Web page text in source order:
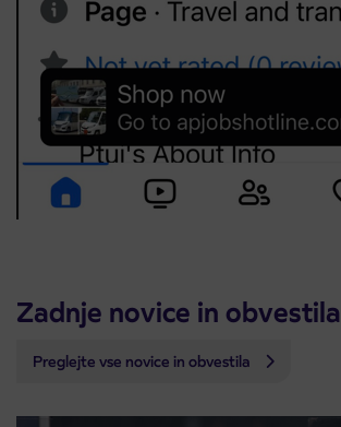
Zadnje novice in obvestila
Preglejte vse novice in obvestila